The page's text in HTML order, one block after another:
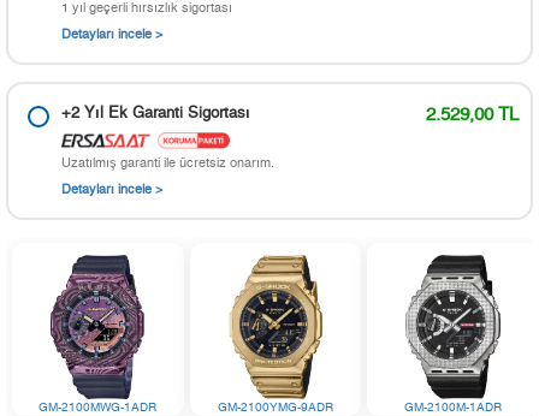
1 yıl geçerli hırsızlık sigortası
Detayları incele >
+2 Yıl Ek Garanti Sigortası 2.529,00 TL
Uzatılmış garanti ile ücretsiz onarım.
Detayları incele >
GM-2100MWG-1ADR GM-2100YMG-9ADR GM-2100M-1ADR